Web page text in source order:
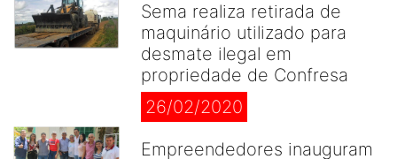
Sema realiza retirada de
maquinário utilizado para
desmate ilegal em
propriedade de Confresa
26/02/2020
Empreendedores inauguram